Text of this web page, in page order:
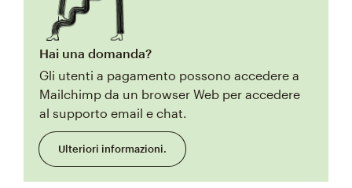
Hai una domanda?
Gli utenti a pagamento possono accedere a
Mailchimp da un browser Web per accedere
al supporto email e chat.
Ulteriori informazioni.